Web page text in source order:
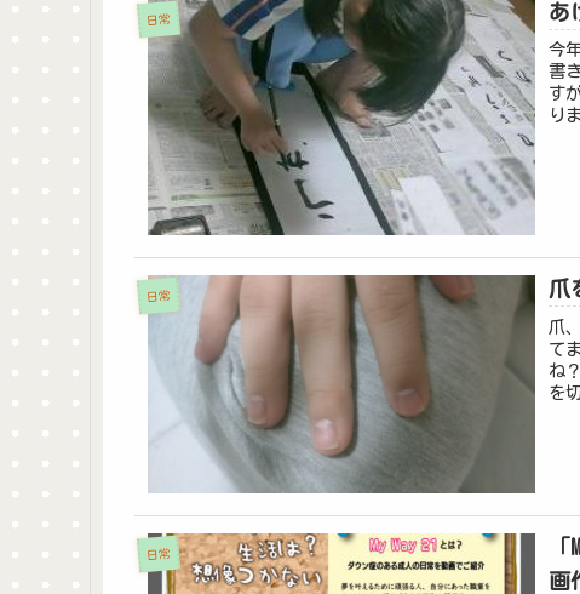
日常 あ
今
書
す
り
日常 爪
爪
て
ね
を
日常
画